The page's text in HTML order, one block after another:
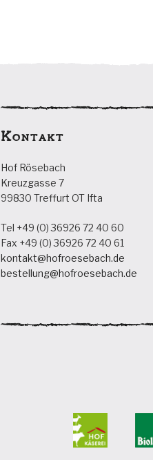
Kontakt
Hof Rösebach
Kreuzgasse 7
99830 Treffurt OT Ifta
Tel +49 (0) 36926 72 40 60
Fax +49 (0) 36926 72 40 61
kontakt@hofroesebach.de
bestellung@hofroesebach.de